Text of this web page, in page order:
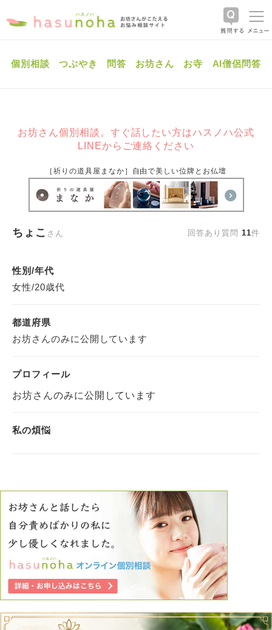
個別相談 つぶやき 問答 お坊さん お寺 AI僧侶問答
お坊さん個別相談。すぐ話したい方はハスノハ公式
LINEからご連絡ください
［祈りの道具屋まなか］自由で美しい位牌とお仏壇
ちょこ さん 回答あり質問11件
性別/年代
女性/20歳代
都道府県
お坊さんのみに公開しています
プロフィール
お坊さんのみに公開しています
私の煩悩